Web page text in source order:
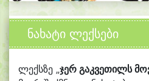
ნახატი ლექსები
ლექსზე „ჯერ გაკვეთილს